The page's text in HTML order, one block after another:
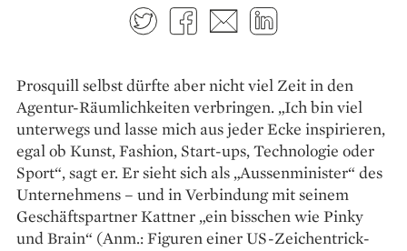
TwitterFacebook
E-mail
Prosquill selbst dürfte aber nicht viel Zeit in den
Agentur-Räumlichkeiten verbringen. „Ich bin viel
unterwegs und lasse mich aus jeder Ecke inspirieren,
egal ob Kunst, Fashion, Start-ups, Technologie oder
Sport“, sagt er. Er sieht sich als „Aussenminister“ des
Unternehmens – und in Verbindung mit seinem
Geschäftspartner ­Kattner „ein bisschen wie Pinky
und Brain“ (Anm.: Figuren einer US-Zeichentrick­